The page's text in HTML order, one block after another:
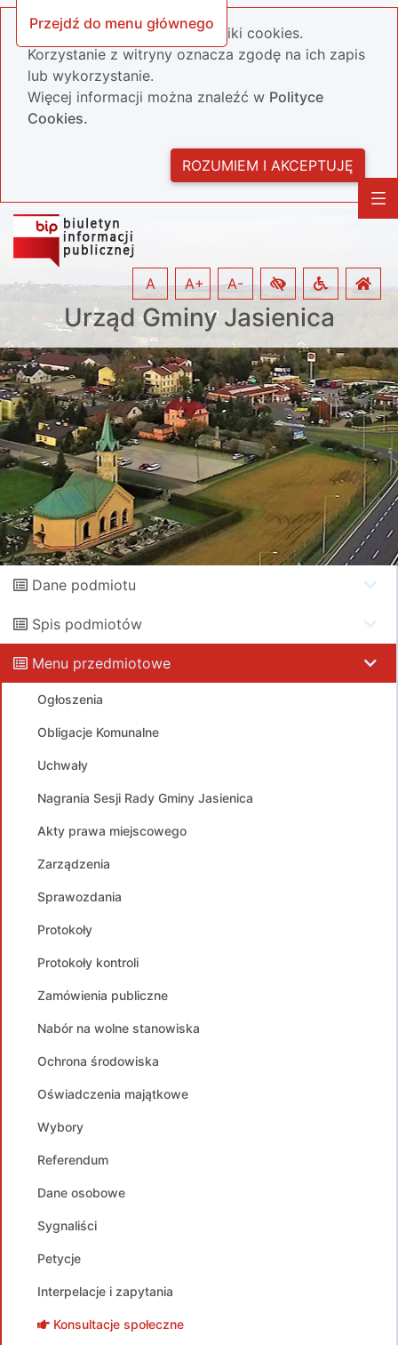
Przejdź do menu głównego
Nasza strona wykorzystuje pliki cookies.
Korzystanie z witryny oznacza zgodę na ich zapis
lub wykorzystanie.
Więcej informacji można znaleźć w Polityce
Cookies.
ROZUMIEM I AKCEPTUJĘ
Urząd Gminy Jasienica
A A+ A-
Dane podmiotu
Spis podmiotów
Menu przedmiotowe
Ogłoszenia
Obligacje Komunalne
Uchwały
Nagrania Sesji Rady Gminy Jasienica
Akty prawa miejscowego
Zarządzenia
Sprawozdania
Protokoły
Protokoły kontroli
Zamówienia publiczne
Nabór na wolne stanowiska
Ochrona środowiska
Oświadczenia majątkowe
Wybory
Referendum
Dane osobowe
Sygnaliści
Petycje
Interpelacje i zapytania
Konsultacje społeczne